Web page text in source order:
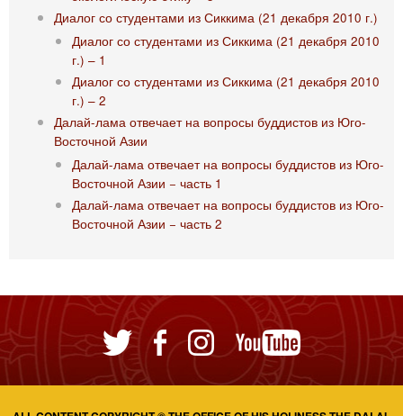
Диалог со студентами из Сиккима (21 декабря 2010 г.)
Диалог со студентами из Сиккима (21 декабря 2010
г.) – 1
Диалог со студентами из Сиккима (21 декабря 2010
г.) – 2
Далай-лама отвечает на вопросы буддистов из Юго-
Восточной Азии
Далай-лама отвечает на вопросы буддистов из Юго-
Восточной Азии − часть 1
Далай-лама отвечает на вопросы буддистов из Юго-
Восточной Азии − часть 2